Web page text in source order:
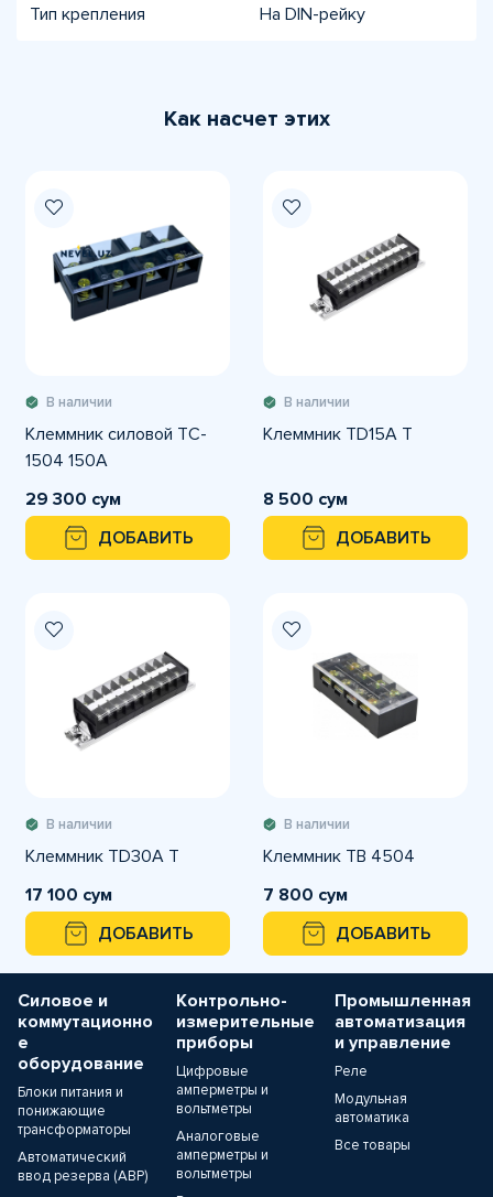
Тип крепления На DIN-рейку
Как насчет этих
В наличии
Клеммник силовой TC-
1504 150A
29 300 сум
ДОБАВИТЬ
В наличии
Клеммник ТD15A T
8 500 сум
ДОБАВИТЬ
В наличии
Клеммник ТD30A T
17 100 сум
ДОБАВИТЬ
В наличии
Клеммник ТВ 4504
7 800 сум
ДОБАВИТЬ
Силовое и
коммутационно
е
оборудование
Блоки питания и
понижающие
трансформаторы
Автоматический
ввод резерва (АВР)
Контрольно-
измерительные
приборы
Цифровые
амперметры и
вольтметры
Аналоговые
амперметры и
вольтметры
Промышленная
автоматизация
и управление
Реле
Модульная
автоматика
Все товары